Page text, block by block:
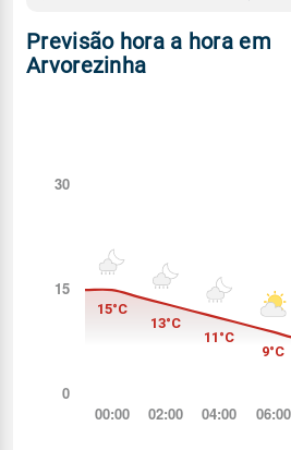
Previsão hora a hora em
Arvorezinha